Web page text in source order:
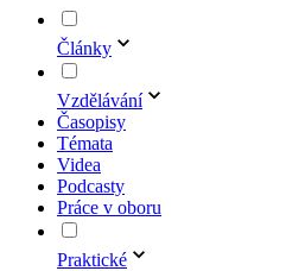
Články
Vzdělávání
Časopisy
Témata
Videa
Podcasty
Práce v oboru
Praktické